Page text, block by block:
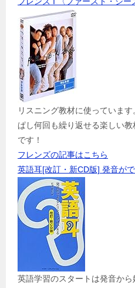
リスニング教材に使っていま
ぱし何回も繰り返せる楽しい
です！
フレンズの記事はこちら
英語耳[改訂・新CD版] 発音が
英語学習のスタートは発音か